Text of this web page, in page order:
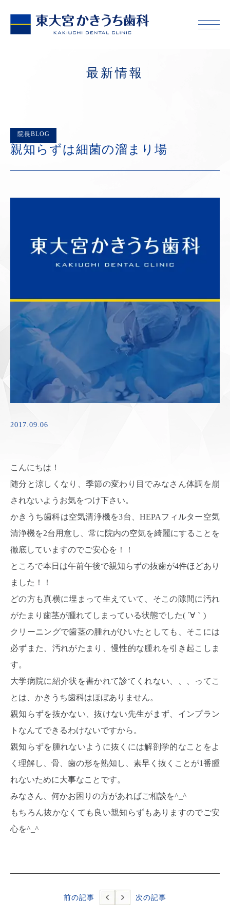
最新情報
院長BLOG
親知らずは細菌の溜まり場
2017.09.06
こんにちは！
随分と涼しくなり、季節の変わり目でみなさん体調を崩
されないようお気をつけ下さい。
かきうち歯科は空気清浄機を3台、HEPAフィルター空気
清浄機を2台用意し、常に院内の空気を綺麗にすることを
徹底していますのでご安心を！！
ところで本日は午前午後で親知らずの抜歯が4件ほどあり
ました！！
どの方も真横に埋まって生えていて、そこの隙間に汚れ
がたまり歯茎が腫れてしまっている状態でした( ´∀｀)
クリーニングで歯茎の腫れがひいたとしても、そこには
必ずまた、汚れがたまり、慢性的な腫れを引き起こしま
す。
大学病院に紹介状を書かれて診てくれない、、、ってこ
とは、かきうち歯科はほぼありません。
親知らずを抜かない、抜けない先生がまず、インプラン
トなんてできるわけないですから。
親知らずを腫れないように抜くには解剖学的なことをよ
く理解し、骨、歯の形を熟知し、素早く抜くことが1番腫
れないために大事なことです。
みなさん、何かお困りの方があればご相談を^_^
もちろん抜かなくても良い親知らずもありますのでご安
心を^_^
前の記事 次の記事